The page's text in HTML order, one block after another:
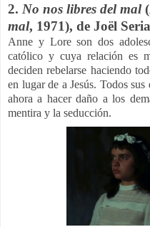
2. No nos libres del mal(
mal, 1971), de Joël Seria
Anne y Lore son dos
católico y cuya relación es
deciden rebelarse haciendo
en lugar de a Jesús. Todos
ahora a hacer daño a los
mentira y la seducción.